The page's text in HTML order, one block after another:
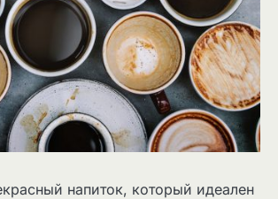
напиток, который идеален